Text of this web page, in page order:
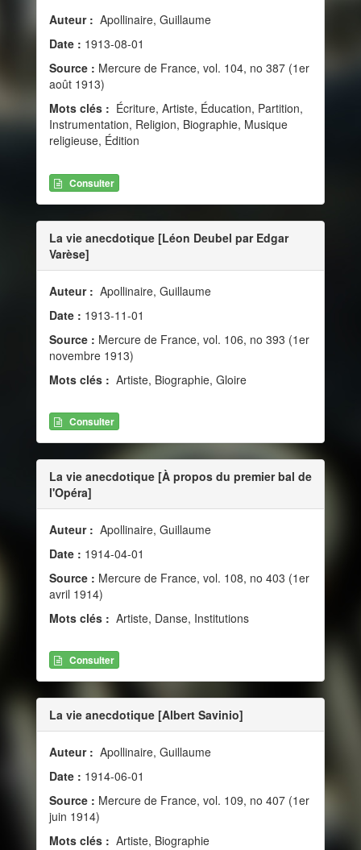
Auteur : Apollinaire, Guillaume
Date : 1913-08-01
Source : Mercure de France, vol. 104, no 387 (1er
août 1913)
Mots clés : Écriture, Artiste, Éducation, Partition,
Instrumentation, Religion, Biographie, Musique
religieuse, Édition
Consulter
La vie anecdotique [Léon Deubel par Edgar
Varèse]
Auteur : Apollinaire, Guillaume
Date : 1913-11-01
Source : Mercure de France, vol. 106, no 393 (1er
novembre 1913)
Mots clés : Artiste, Biographie, Gloire
Consulter
La vie anecdotique [À propos du premier bal de
l'Opéra]
Auteur : Apollinaire, Guillaume
Date : 1914-04-01
Source : Mercure de France, vol. 108, no 403 (1er
avril 1914)
Mots clés : Artiste, Danse, Institutions
Consulter
La vie anecdotique [Albert Savinio]
Auteur : Apollinaire, Guillaume
Date : 1914-06-01
Source : Mercure de France, vol. 109, no 407 (1er
juin 1914)
Mots clés : Artiste, Biographie